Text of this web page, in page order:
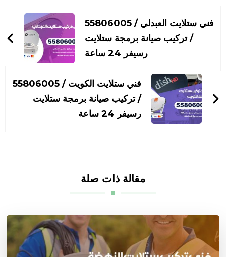
بين
التدوينات
فني ستلايت العبدلي / 55806005
/ تركيب صيانة برمجة ستلايت
رسيفر 24 ساعة
فني ستلايت الكويت / 55806005
/ تركيب صيانة برمجة ستلايت
رسيفر 24 ساعة
مقالة ذات صلة